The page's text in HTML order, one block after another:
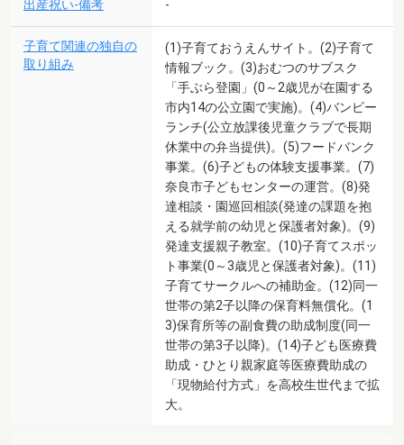
出産祝い-備考 -
子育て関連の独自の
取り組み
(1)子育ておうえんサイト。(2)子育て
情報ブック。(3)おむつのサブスク
「手ぶら登園」(0～2歳児が在園する
市内14の公立園で実施)。(4)バンビー
ランチ(公立放課後児童クラブで長期
休業中の弁当提供)。(5)フードバンク
事業。(6)子どもの体験支援事業。(7)
奈良市子どもセンターの運営。(8)発
達相談・園巡回相談(発達の課題を抱
える就学前の幼児と保護者対象)。(9)
発達支援親子教室。(10)子育てスポッ
ト事業(0～3歳児と保護者対象)。(11)
子育てサークルへの補助金。(12)同一
世帯の第2子以降の保育料無償化。(1
3)保育所等の副食費の助成制度(同一
世帯の第3子以降)。(14)子ども医療費
助成・ひとり親家庭等医療費助成の
「現物給付方式」を高校生世代まで拡
大。